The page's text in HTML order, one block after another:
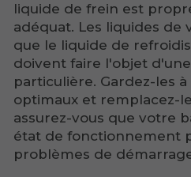
liquide de frein est
adéquat. Les liquides de
que le liquide de
doivent faire l'objet
particulière. Gardez-les
optimaux et remplacez-
assurez-vous que votre
état de fonctionnement
problèmes de